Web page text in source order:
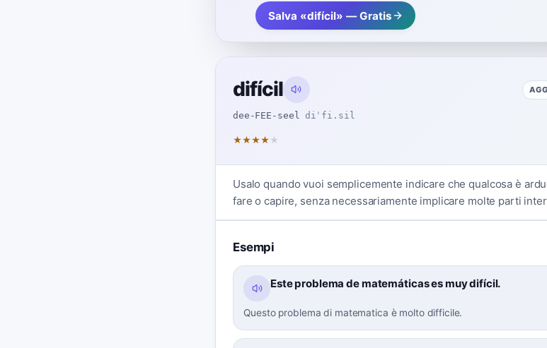
Salva «difícil» — Gratis
difícil
dee-FEE-seel diˈfi.sil
★★★★ ★
Usalo quando vuoi semplicemente indicare che qualcosa è
fare o capire, senza necessariamente implicare molte parti
Esempi
Este problema de matemáticas es muy difícil.
Questo problema di matematica è molto difficile.